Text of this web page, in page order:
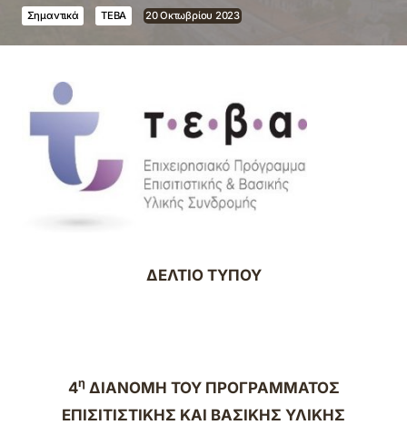
Σημαντικά ΤΕΒΑ 20 Οκτωβρίου 2023
ΔΕΛΤΙΟ ΤΥΠΟΥ
4η ΔΙΑΝΟMΗ ΤΟΥ ΠΡΟΓΡΑΜΜΑΤΟΣ
ΕΠΙΣΙΤΙΣΤΙΚΗΣ ΚΑΙ ΒΑΣΙΚΗΣ ΥΛΙΚΗΣ